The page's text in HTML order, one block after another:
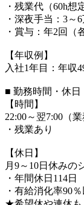
・残業代（60h想
・深夜手当：3～6
・賞与：年2回（
【年収例】
入社1年目：年収
■ 勤務時間・休日
【時間】
22:00～翌7:00（
・残業あり
【休日】
月9～10日休みの
・年間休日114日
・有給消化率90％